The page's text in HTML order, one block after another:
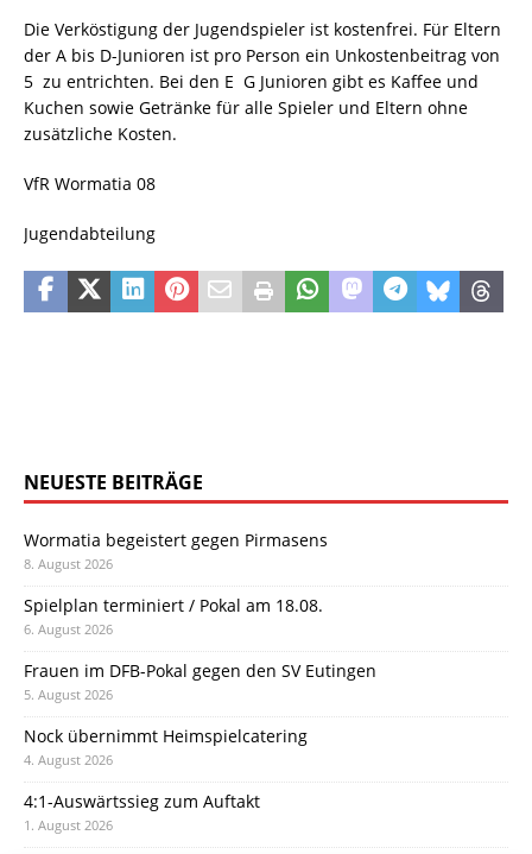
Die Verköstigung der Jugendspieler ist kostenfrei. Für Eltern
der A bis D-Junioren ist pro Person ein Unkostenbeitrag von
5  zu entrichten. Bei den E  G Junioren gibt es Kaffee und
Kuchen sowie Getränke für alle Spieler und Eltern ohne
zusätzliche Kosten.
VfR Wormatia 08
Jugendabteilung
NEUESTE BEITRÄGE
Wormatia begeistert gegen Pirmasens
8. August 2026
Spielplan terminiert / Pokal am 18.08.
6. August 2026
Frauen im DFB-Pokal gegen den SV Eutingen
5. August 2026
Nock übernimmt Heimspielcatering
4. August 2026
4:1-Auswärtssieg zum Auftakt
1. August 2026